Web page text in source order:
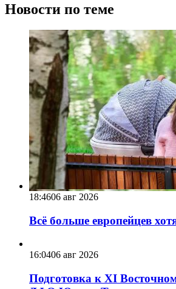
Новости по теме
18:4606 авг 2026
Всё больше европейцев
16:0406 авг 2026
Подготовка к XI